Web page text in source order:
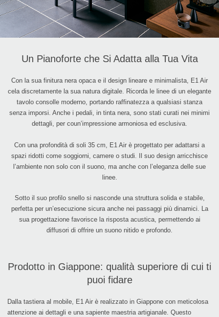
Un Pianoforte che Si Adatta alla Tua Vita
Con la sua finitura nera opaca e il design lineare e minimalista, E1 Air
cela discretamente la sua natura digitale. Ricorda le linee di un elegante
tavolo consolle moderno, portando raffinatezza a qualsiasi stanza
senza imporsi. Anche i pedali, in tinta nera, sono stati curati nei minimi
dettagli, per coun’impressione armoniosa ed esclusiva.
Con una profondità di soli 35 cm, E1 Air è progettato per adattarsi a
spazi ridotti come soggiorni, camere o studi. Il suo design arricchisce
l’ambiente non solo con il suono, ma anche con l’eleganza delle sue
linee.
Sotto il suo profilo snello si nasconde una struttura solida e stabile,
perfetta per un’esecuzione sicura anche nei passaggi più dinamici. La
sua progettazione favorisce la risposta acustica, permettendo ai
diffusori di offrire un suono nitido e profondo.
Prodotto in Giappone: qualità superiore di cui ti
puoi fidare
Dalla tastiera al mobile, E1 Air è realizzato in Giappone con meticolosa
attenzione ai dettagli e una sapiente maestria artigianale. Questo